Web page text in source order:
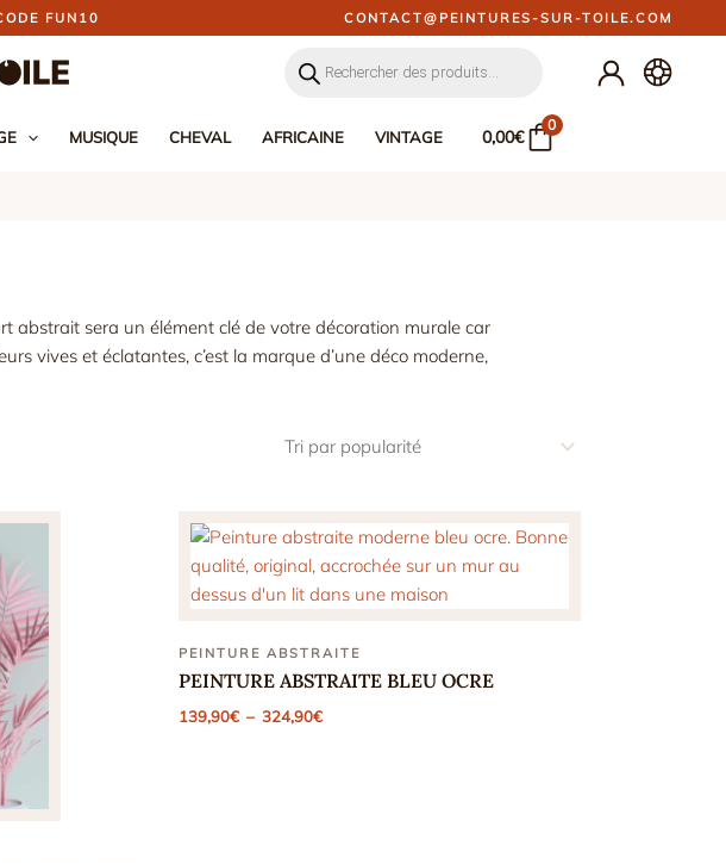
FUN10 CONTACT@PEINTURES-SUR-TOILE.COM
de
produits
MUSIQUE CHEVAL AFRICAINE VINTAGE
0
0,00€
abstrait sera un élément clé de votre décoration murale car
vives et éclatantes, c’est la marque d’une déco moderne,
PEINTURE ABSTRAITE
PEINTURE ABSTRAITE BLEU OCRE
139,90€ – 324,90€Plage